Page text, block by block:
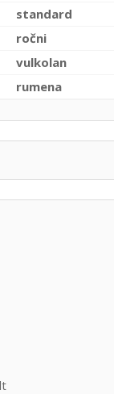
standard
ročni
vulkolan
rumena